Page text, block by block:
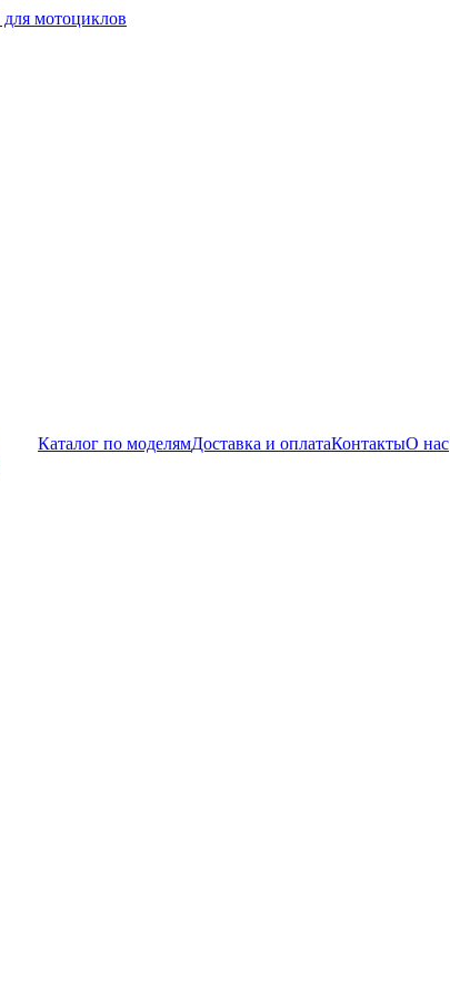
Каталог по моделямДоставка и оплатаКонтактыО нас